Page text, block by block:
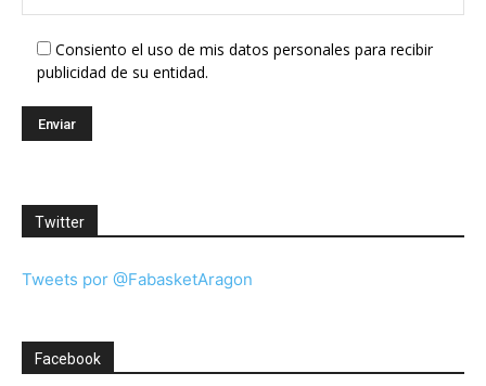
Consiento el uso de mis datos personales para recibir
publicidad de su entidad.
Twitter
Tweets por @FabasketAragon
Facebook